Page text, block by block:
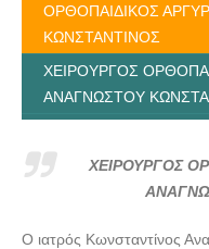
ΟΡΘΟΠΑΙΔΙΚΟΣ
ΚΩΝΣΤΑΝΤΙΝΟΣ
ΧΕΙΡΟΥΡΓΟΣ
ΑΝΑΓΝΩΣΤΟΥ
ΑΝΑΓΝΩΣΤΟΥΧΕΙΡΟΥΡΓΟΣ
Ο ιατρός Κωνσταντίνος